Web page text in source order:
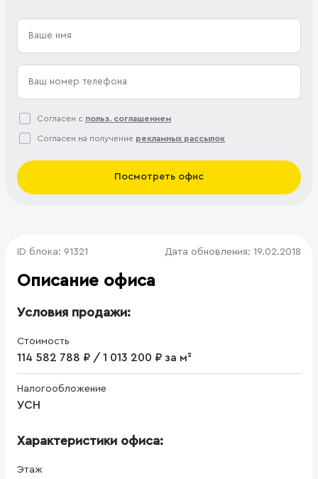
Согласен с польз. соглашением
Согласен на получение рекламных рассылок
Посмотреть офис
ID блока: 91321 Дата обновления: 19.02.2018
Описание офиса
Условия продажи:
Стоимость
114 582 788 ₽ / 1 013 200 ₽ за м²
Налогообложение
УСН
Характеристики офиса:
Этаж